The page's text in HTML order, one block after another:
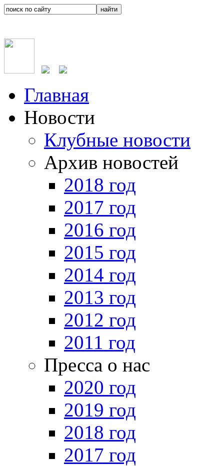
Главная
Новости
Клубные новости
Архив новостей
2018 год
2017 год
2016 год
2015 год
2014 год
2013 год
2012 год
2011 год
Пресса о нас
2020 год
2019 год
2018 год
2017 год